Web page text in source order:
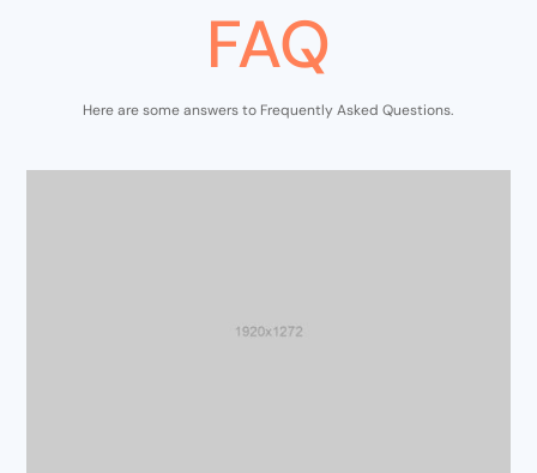
FAQ
Here are some answers to Frequently Asked Questions.